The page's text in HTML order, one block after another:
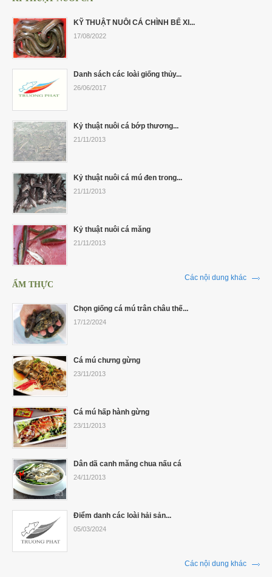
KỸ THUẬT NUÔI CÁ CHÌNH BỂ XI...
17/08/2022
Danh sách các loài giống thủy...
26/06/2017
Kỷ thuật nuôi cá bớp thương...
21/11/2013
Kỷ thuật nuôi cá mú đen trong...
21/11/2013
Kỷ thuật nuôi cá măng
21/11/2013
Các nội dung khác
ẨM THỰC
Chọn giống cá mú trân châu thế...
17/12/2024
Cá mú chưng gừng
23/11/2013
Cá mú hấp hành gừng
23/11/2013
Dân dã canh măng chua nấu cá
24/11/2013
Điểm danh các loài hải sản...
05/03/2024
Các nội dung khác